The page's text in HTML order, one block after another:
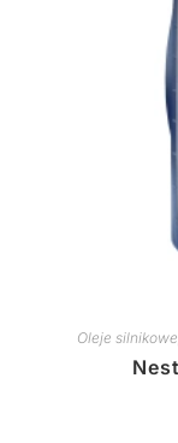
Oleje silnikowe